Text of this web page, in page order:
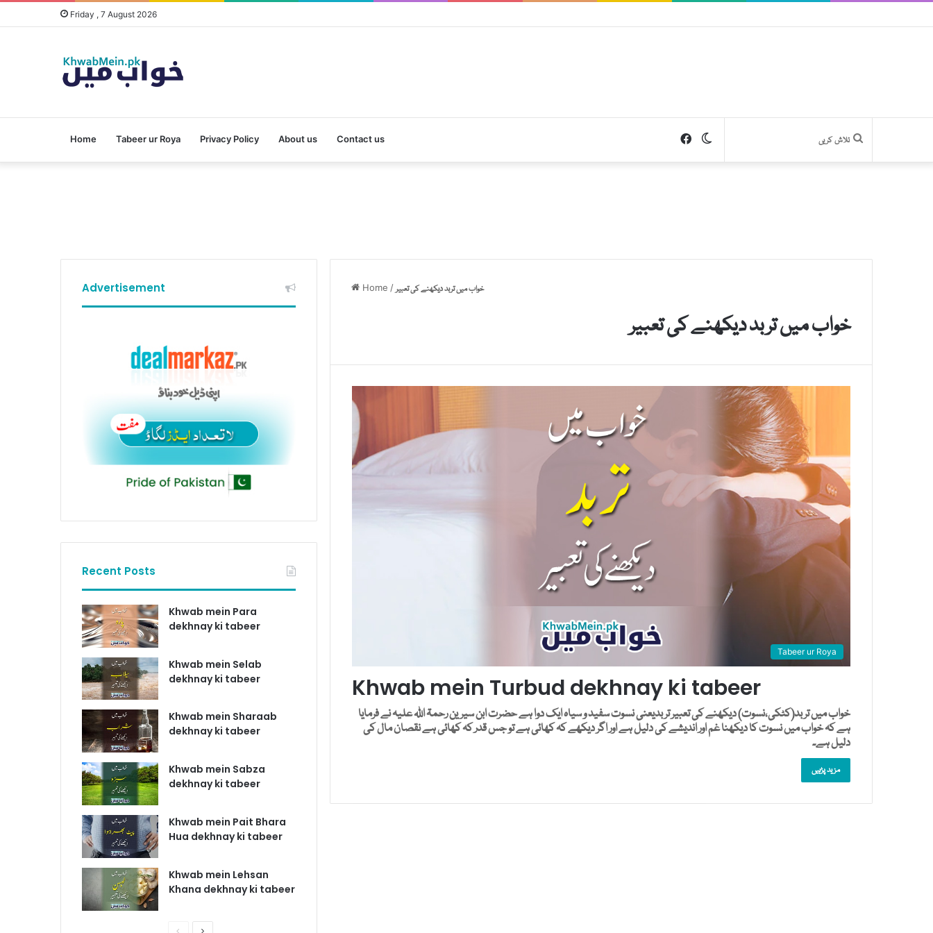
Friday , 7 August 2026
Home Tabeer ur Roya Privacy Policy About us Contact us تلاش Facebook
Home /خواب میں تربد دیکھنے کی تعبیر
خواب میں تربد دیکھنے کی تعبیر
Tabeer ur Roya
Khwab mein Turbud dekhnay ki tabeer
خواب میں تربد(کٹکی،نسوت) دیکھنے کی تعبیر تربدیعنی نسوت سفید و سیاہ ایک دوا ہے حضرت ابن سیرین رحمۃ اللہ علیہ نے فرمایا
ہے کہ خواب میں نسوت کا دیکھنا غم اور اندیشے کی دلیل ہے اور اگر دیکھے کہ کھائی ہے تو جس قدر کہ کھائی ہے نقصان مال کی
دلیل ہے۔
مزید پڑہیں
Advertisement
Recent Posts
Khwab mein Para
dekhnay ki tabeer
Khwab mein Selab
dekhnay ki tabeer
Khwab mein Sharaab
dekhnay ki tabeer
Khwab mein Sabza
dekhnay ki tabeer
Khwab mein Pait Bhara
Hua dekhnay ki tabeer
Khwab mein Lehsan
Khana dekhnay ki tabeer